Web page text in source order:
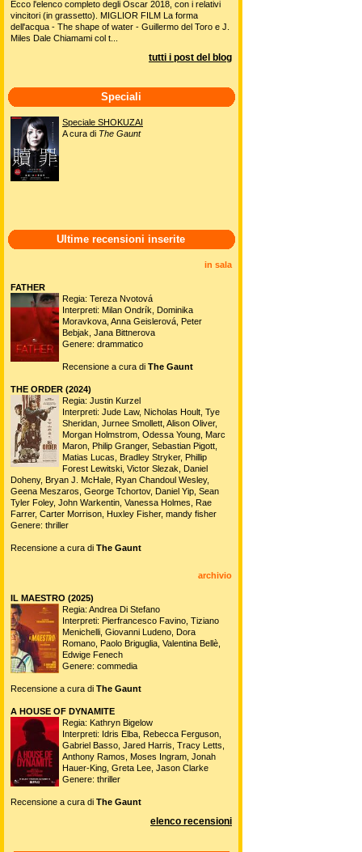
Ecco l'elenco completo degli Oscar 2018, con i relativi
vincitori (in grassetto). MIGLIOR FILM La forma
dell'acqua - The shape of water - Guillermo del Toro e J.
Miles Dale Chiamami col t...
tutti i post del blog
Speciali
Speciale SHOKUZAI
A cura di The Gaunt
Ultime recensioni inserite
in sala
FATHER
Regia: Tereza Nvotová
Interpreti: Milan Ondrík, Dominika
Moravkova, Anna Geislerová, Peter
Bebjak, Jana Bittnerova
Genere: drammatico
Recensione a cura di The Gaunt
THE ORDER (2024)
Regia: Justin Kurzel
Interpreti: Jude Law, Nicholas Hoult, Tye
Sheridan, Jurnee Smollett, Alison Oliver,
Morgan Holmstrom, Odessa Young, Marc
Maron, Philip Granger, Sebastian Pigott,
Matias Lucas, Bradley Stryker, Phillip
Forest Lewitski, Victor Slezak, Daniel
Doheny, Bryan J. McHale, Ryan Chandoul Wesley,
Geena Meszaros, George Tchortov, Daniel Yip, Sean
Tyler Foley, John Warkentin, Vanessa Holmes, Rae
Farrer, Carter Morrison, Huxley Fisher, mandy fisher
Genere: thriller
Recensione a cura di The Gaunt
archivio
IL MAESTRO (2025)
Regia: Andrea Di Stefano
Interpreti: Pierfrancesco Favino, Tiziano
Menichelli, Giovanni Ludeno, Dora
Romano, Paolo Briguglia, Valentina Bellè,
Edwige Fenech
Genere: commedia
Recensione a cura di The Gaunt
A HOUSE OF DYNAMITE
Regia: Kathryn Bigelow
Interpreti: Idris Elba, Rebecca Ferguson,
Gabriel Basso, Jared Harris, Tracy Letts,
Anthony Ramos, Moses Ingram, Jonah
Hauer-King, Greta Lee, Jason Clarke
Genere: thriller
Recensione a cura di The Gaunt
elenco recensioni